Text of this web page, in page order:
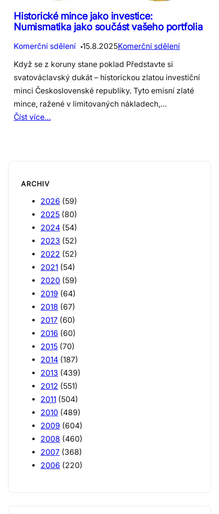
Historické mince jako investice:
Numismatika jako součást vašeho portfolia
Komerční sdělení 15.8.2025Komerční sdělení
Když se z koruny stane poklad Představte si
svatováclavský dukát – historickou zlatou investiční
minci Československé republiky. Tyto emisní zlaté
mince, ražené v limitovaných nákladech,…
Číst více…
ARCHIV
2026 (59)
2025 (80)
2024 (54)
2023 (52)
2022 (52)
2021 (54)
2020 (59)
2019 (64)
2018 (67)
2017 (60)
2016 (60)
2015 (70)
2014 (187)
2013 (439)
2012 (551)
2011 (504)
2010 (489)
2009 (604)
2008 (460)
2007 (368)
2006 (220)